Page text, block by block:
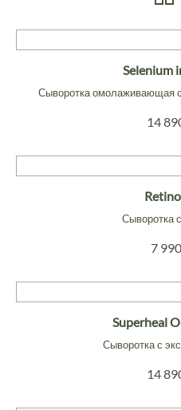
Selenium
Сыворотка омолаживающая
14
Сыворотка
7
Superheal
Сыворотка с
14